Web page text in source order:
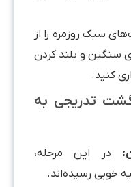
سبک روزمره را از
سنگین و بلند کردن
کنید.
تدریجی به
در این مرحله،
خوبی رسیده‌اند.